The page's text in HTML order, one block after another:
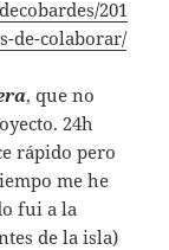
201
de-colaborar/
, que no
24h
rápido pero
me he
fui a la
de la isla)